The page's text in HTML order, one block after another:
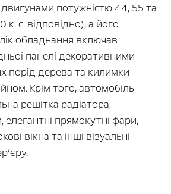
потужністю 44, 55 та
к. с. відповідно), а його
обладнання включав
панелі декоративними
порід дерева та килимки
Крім того, автомобіль
решітка радіатора,
прямокутні фари,
вікна та інші візуальні